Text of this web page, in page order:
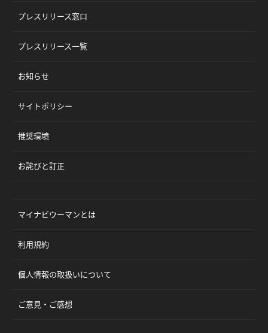
プレスリリース窓口
プレスリリース一覧
お知らせ
サイトポリシー
推奨環境
お詫びと訂正
マイナビウーマンとは
利用規約
個人情報の取扱いについて
ご意見・ご感想